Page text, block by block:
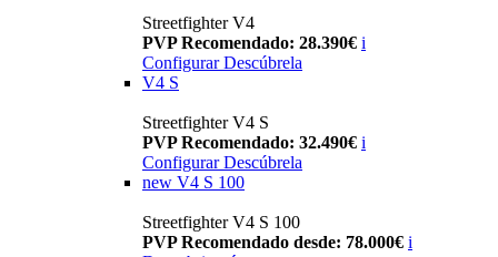
Streetfighter V4
PVP Recomendado: 28.390€ i
Configurar Descúbrela
V4 S
Streetfighter V4 S
PVP Recomendado: 32.490€ i
Configurar Descúbrela
new V4 S 100
Streetfighter V4 S 100
PVP Recomendado desde: 78.000€ i